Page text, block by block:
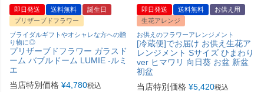
即日発送 送料無料
誕生日
プリザーブドフラワー
ブライダルギフトやオシャレな方への贈
り物に◎
プリザーブドフラワー ガラスド
ーム バブルドーム LUMIE -ルミ
エ
当店特別価格 ¥4,780税込
即日発送 送料無料
お供え用
生花アレンジ
お供えのフラワーアレンジメント
[冷蔵便]でお届け お供え生花ア
レンジメント Sサイズ ひまわり
ver ヒマワリ 向日葵 お盆 新盆
初盆
当店特別価格 ¥5,420税込